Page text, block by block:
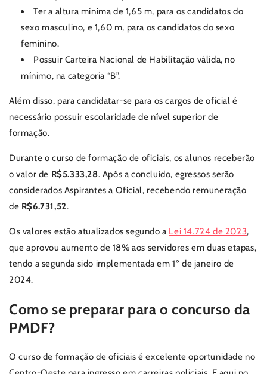
Ter a altura mínima de 1,65 m, para os candidatos do
sexo masculino, e 1,60 m, para os candidatos do sexo
feminino.
Possuir Carteira Nacional de Habilitação válida, no
mínimo, na categoria “B”.
Além disso, para candidatar-se para os cargos de oficial é
necessário possuir escolaridade de nível superior de
formação.
Durante o curso de formação de oficiais, os alunos receberão
o valor de R$5.333,28. Após a concluído, egressos serão
considerados Aspirantes a Oficial, recebendo remuneração
de R$6.731,52.
Os valores estão atualizados segundo a Lei 14.724 de 2023,
que aprovou aumento de 18% aos servidores em duas etapas,
tendo a segunda sido implementada em 1º de janeiro de
2024.
Como se preparar para o concurso da
PMDF?
O curso de formação de oficiais é excelente oportunidade no